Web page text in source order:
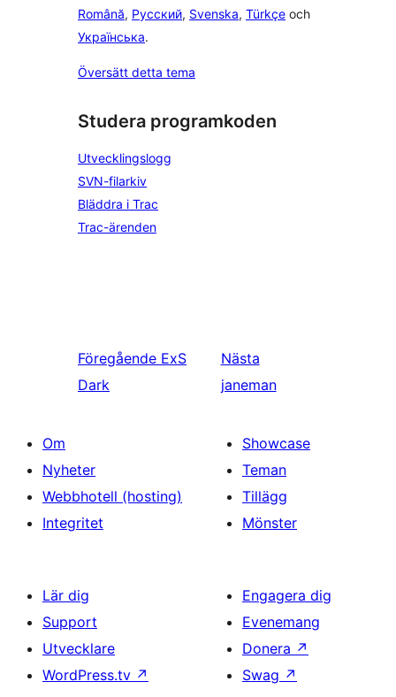
Română, Русский, Svenska, Türkçe och
Українська.
Översätt detta tema
Studera programkoden
Utvecklingslogg
SVN-filarkiv
Bläddra i Trac
Trac-ärenden
Föregående ExS
Dark
Nästa
janeman
Om
Nyheter
Webbhotell (hosting)
Integritet
Showcase
Teman
Tillägg
Mönster
Lär dig
Support
Utvecklare
WordPress.tv ↗
Engagera dig
Evenemang
Donera ↗
Swag ↗